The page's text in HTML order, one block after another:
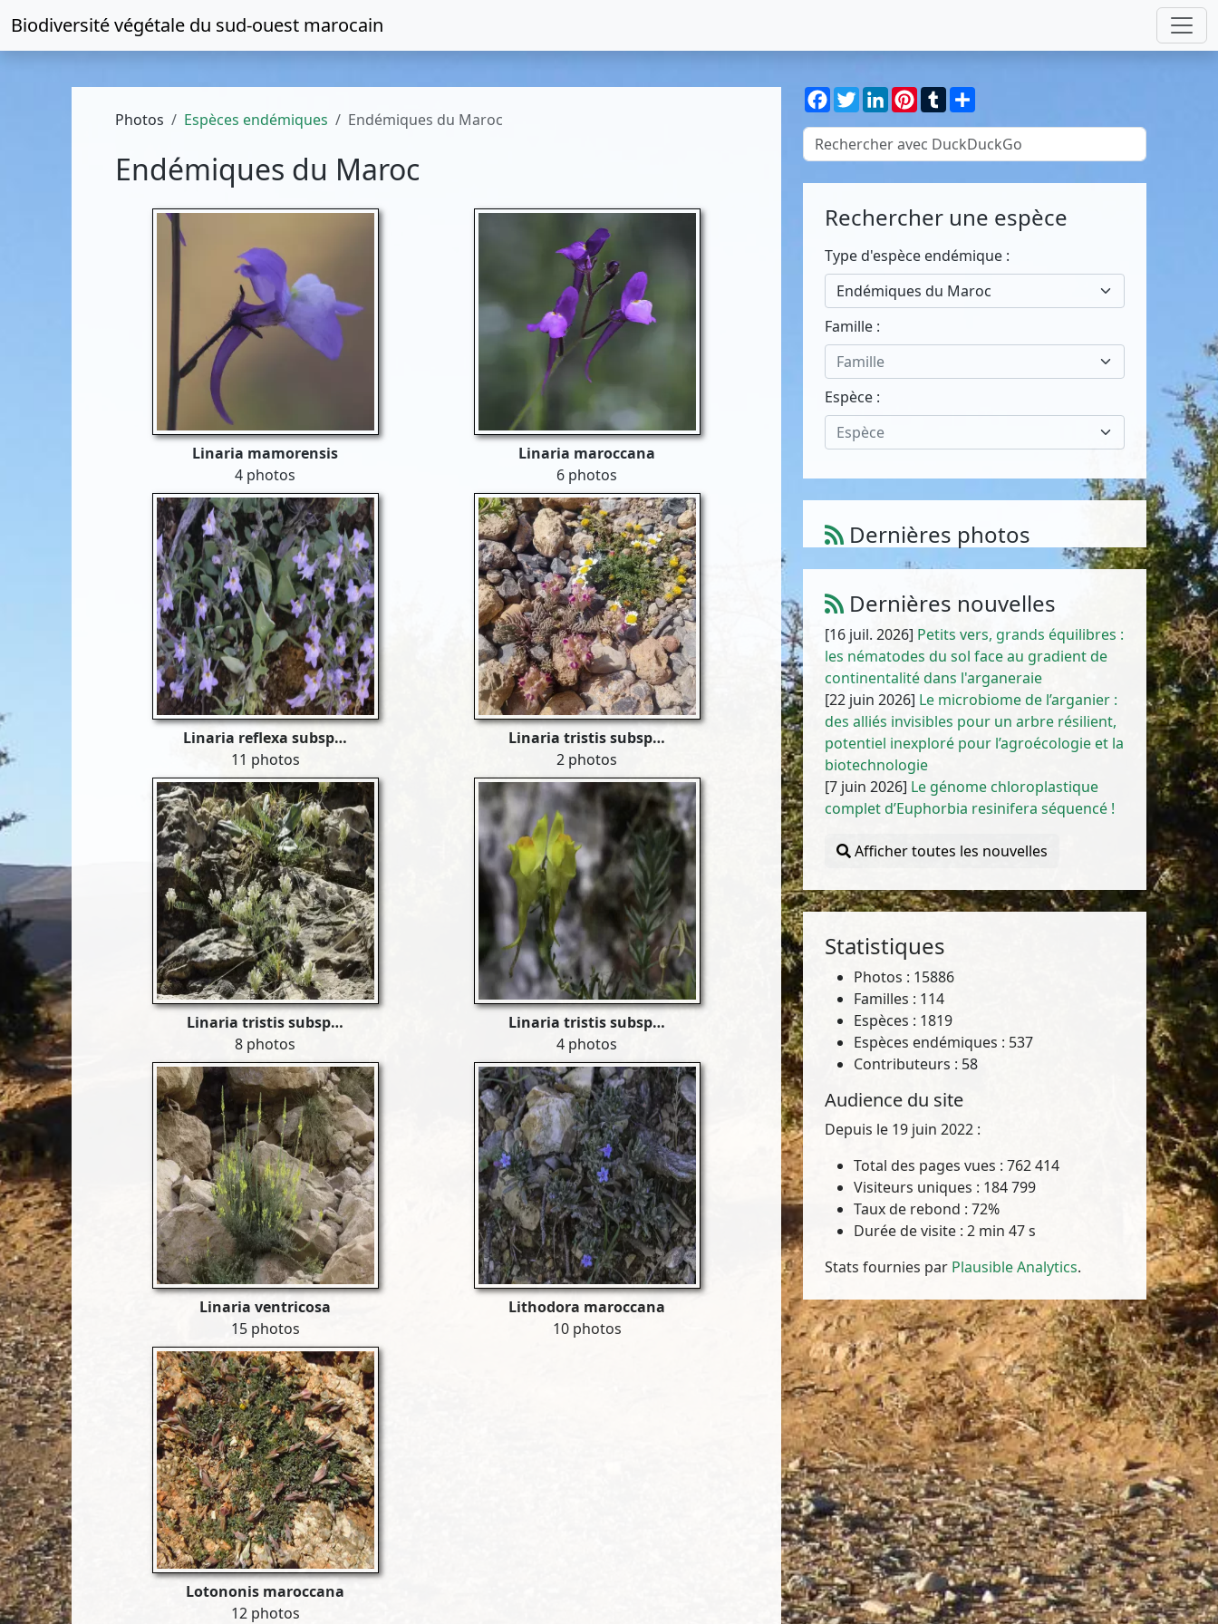
Biodiversité végétale du sud-ouest marocain
Photos Espèces endémiques Endémiques du Maroc
Endémiques du Maroc
Linaria mamorensis
4 photos
Linaria maroccana
6 photos
Linaria reflexa subsp…
11 photos
Linaria tristis subsp…
2 photos
Linaria tristis subsp…
8 photos
Linaria tristis subsp…
4 photos
Linaria ventricosa
15 photos
Lithodora maroccana
10 photos
Lotononis maroccana
12 photos
Facebook
TwitterLinkedInPinterest
TumblrPartager
Rechercher une espèce
Type d'espèce endémique :
Endémiques du Maroc
Famille :
Famille
Espèce :
Espèce
Dernières photos
Atriplex parvifolia Lowe
Dernières nouvelles
[16 juil. 2026] Petits vers, grands équilibres :
les nématodes du sol face au gradient de
continentalité dans l'arganeraie
[22 juin 2026] Le microbiome de l’arganier :
des alliés invisibles pour un arbre résilient,
potentiel inexploré pour l’agroécologie et la
biotechnologie
[7 juin 2026] Le génome chloroplastique
complet d’Euphorbia resinifera séquencé !
Afficher toutes les nouvelles
Statistiques
Photos : 15886
Familles : 114
Espèces : 1819
Espèces endémiques : 537
Contributeurs : 58
Audience du site
Depuis le 19 juin 2022 :
Total des pages vues : 762 414
Visiteurs uniques : 184 799
Taux de rebond : 72%
Durée de visite : 2 min 47 s
Stats fournies par Plausible Analytics.